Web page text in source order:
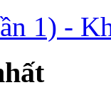
1) -